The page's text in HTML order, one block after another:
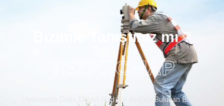
Bizimle Tanıştınız mı ?
TEZPROMAP
Hakkımızda Daha Detaylı Bilgi İçin Aşağıda Bulunan Bilgi Al